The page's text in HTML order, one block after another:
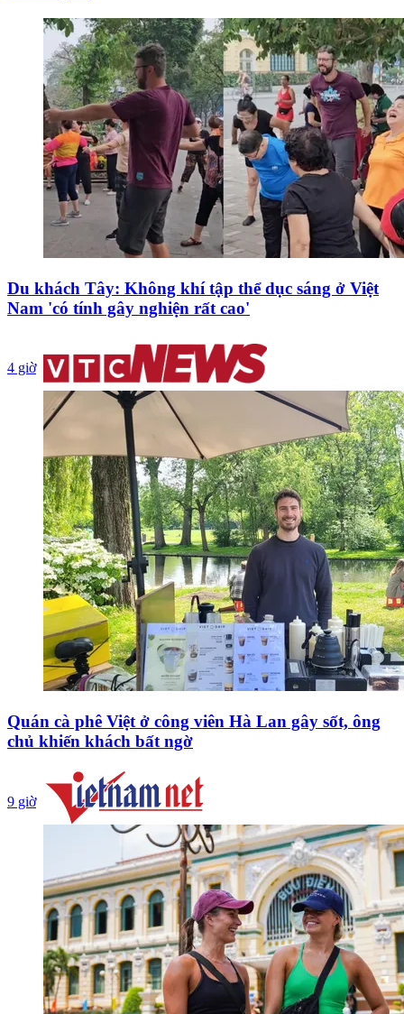
Du khách Tây: Không khí tập thể dục sáng ở Việt
Nam 'có tính gây nghiện rất cao'
4 giờ
Quán cà phê Việt ở công viên Hà Lan gây sốt, ông
chủ khiến khách bất ngờ
9 giờ